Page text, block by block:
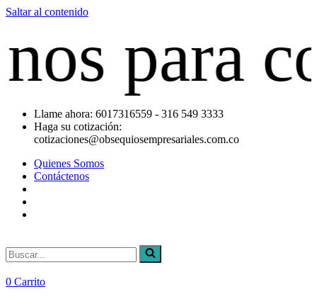
Saltar al contenido
Llame ahora: 6017316559 - 316 549 3333
Haga su cotización:
cotizaciones@obsequiosempresariales.com.co
Quienes Somos
Contáctenos
Buscar...
0 Carrito